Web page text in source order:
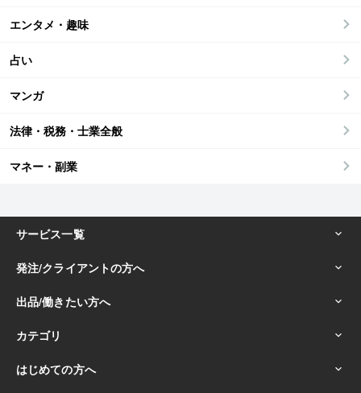
エンタメ・趣味
占い
マンガ
法律・税務・士業全般
マネー・副業